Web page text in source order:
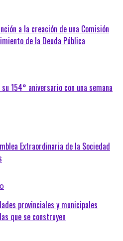
a la creación de una Comisión
de la Deuda Pública
154° aniversario con una semana
Extraordinaria de la Sociedad
provinciales y municipales
que se construyen